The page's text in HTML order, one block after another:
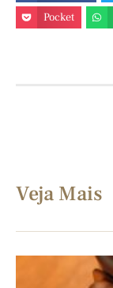
Pocket
Veja Mais